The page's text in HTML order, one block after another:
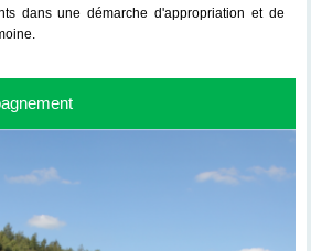
dans une démarche d'appropriation et de